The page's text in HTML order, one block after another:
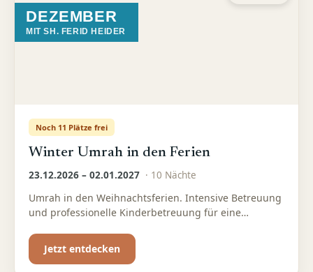
DEZEMBER
MIT SH. FERID HEIDER
Noch 11 Plätze frei
Winter Umrah in den Ferien
23.12.2026 – 02.01.2027 · 10 Nächte
Umrah in den Weihnachtsferien. Intensive Betreuung
und professionelle Kinderbetreuung für eine
Jetzt entdecken